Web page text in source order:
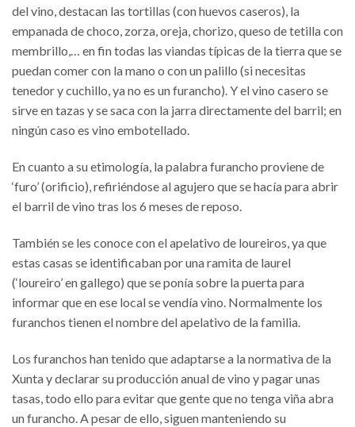
del vino, destacan las tortillas (con huevos caseros), la
empanada de choco, zorza, oreja, chorizo, queso de tetilla con
membrillo,… en fin todas las viandas típicas de la tierra que se
puedan comer con la mano o con un palillo (si necesitas
tenedor y cuchillo, ya no es un furancho). Y el vino casero se
sirve en tazas y se saca con la jarra directamente del barril; en
ningún caso es vino embotellado.
En cuanto a su etimología, la palabra furancho proviene de
‘furo’ (orificio), refiriéndose al agujero que se hacía para abrir
el barril de vino tras los 6 meses de reposo.
También se les conoce con el apelativo de loureiros, ya que
estas casas se identificaban por una ramita de laurel
(‘loureiro’ en gallego) que se ponía sobre la puerta para
informar que en ese local se vendía vino. Normalmente los
furanchos tienen el nombre del apelativo de la familia.
Los furanchos han tenido que adaptarse a la normativa de la
Xunta y declarar su producción anual de vino y pagar unas
tasas, todo ello para evitar que gente que no tenga viña abra
un furancho. A pesar de ello, siguen manteniendo su